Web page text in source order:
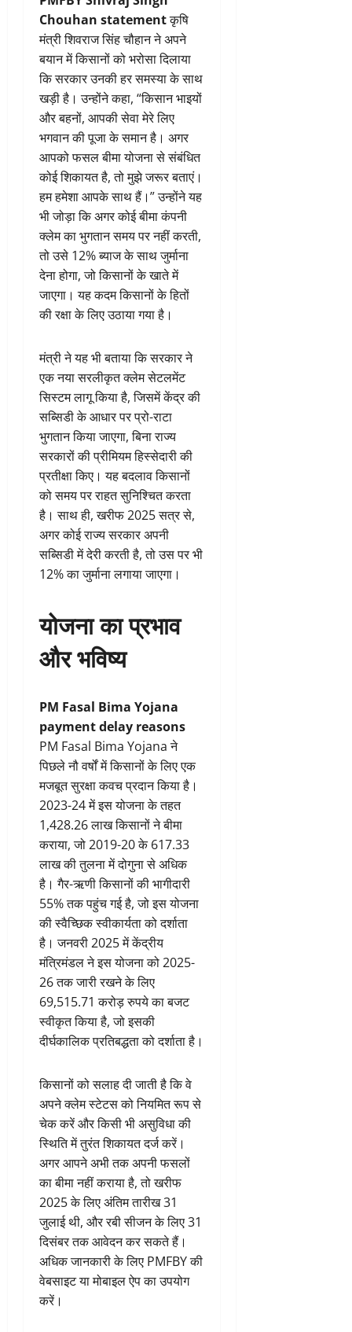
Chouhan statementकृषि
मंत्री शिवराज सिंह चौहान ने अपने
बयान में किसानों को भरोसा दिलाया
कि सरकार उनकी हर समस्या के साथ
खड़ी है। उन्होंने कहा, “किसान भाइयों
और बहनों, आपकी सेवा मेरे लिए
भगवान की पूजा के समान है। अगर
आपको फसल बीमा योजना से संबंधित
कोई शिकायत है, तो मुझे जरूर बताएं।
हम हमेशा आपके साथ हैं।” उन्होंने यह
भी जोड़ा कि अगर कोई बीमा कंपनी
क्लेम का भुगतान समय पर नहीं करती,
तो उसे 12% ब्याज के साथ जुर्माना
देना होगा, जो किसानों के खाते में
जाएगा। यह कदम किसानों के हितों
की रक्षा के लिए उठाया गया है।
मंत्री ने यह भी बताया कि सरकार ने
एक नया सरलीकृत क्लेम सेटलमेंट
सिस्टम लागू किया है, जिसमें केंद्र की
सब्सिडी के आधार पर प्रो-राटा
भुगतान किया जाएगा, बिना राज्य
सरकारों की प्रीमियम हिस्सेदारी की
प्रतीक्षा किए। यह बदलाव किसानों
को समय पर राहत सुनिश्चित करता
है। साथ ही, खरीफ 2025 सत्र से,
अगर कोई राज्य सरकार अपनी
सब्सिडी में देरी करती है, तो उस पर भी
12% का जुर्माना लगाया जाएगा।
योजना का प्रभाव
और भविष्य
PM Fasal Bima Yojana
payment delay reasons
PM Fasal Bima Yojana ने
पिछले नौ वर्षों में किसानों के लिए एक
मजबूत सुरक्षा कवच प्रदान किया है।
2023-24 में इस योजना के तहत
1,428.26 लाख किसानों ने बीमा
कराया, जो 2019-20 के 617.33
लाख की तुलना में दोगुना से अधिक
है। गैर-ऋणी किसानों की भागीदारी
55% तक पहुंच गई है, जो इस योजना
की स्वैच्छिक स्वीकार्यता को दर्शाता
है। जनवरी 2025 में केंद्रीय
मंत्रिमंडल ने इस योजना को 2025-
26 तक जारी रखने के लिए
69,515.71 करोड़ रुपये का बजट
स्वीकृत किया है, जो इसकी
दीर्घकालिक प्रतिबद्धता को दर्शाता है।
किसानों को सलाह दी जाती है कि वे
अपने क्लेम स्टेटस को नियमित रूप से
चेक करें और किसी भी असुविधा की
स्थिति में तुरंत शिकायत दर्ज करें।
अगर आपने अभी तक अपनी फसलों
का बीमा नहीं कराया है, तो खरीफ
2025 के लिए अंतिम तारीख 31
जुलाई थी, और रबी सीजन के लिए 31
दिसंबर तक आवेदन कर सकते हैं।
अधिक जानकारी के लिए PMFBY की
वेबसाइट या मोबाइल ऐप का उपयोग
करें।